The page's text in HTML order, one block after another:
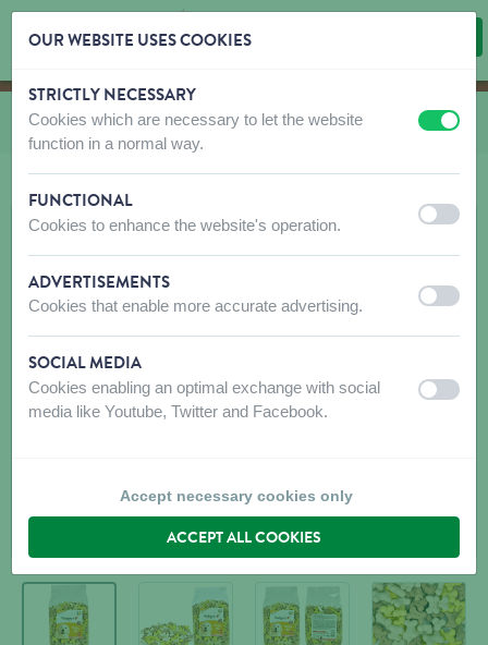
Skip content
Skip language choice
Vous êtes ici:
de Bakker
OUR WEBSITE USES COOKIES
STRICTLY NECESSARY
Cookies which are necessary to let the website
function in a normal way.
off on
FUNCTIONAL
Cookies to enhance the website's operation. off on
ADVERTISEMENTS
Cookies that enable more accurate advertising. off on
SOCIAL MEDIA
Cookies enabling an optimal exchange with social
media like Youtube, Twitter and Facebook.
off on
Accept necessary cookies only
ACCEPT ALL COOKIES